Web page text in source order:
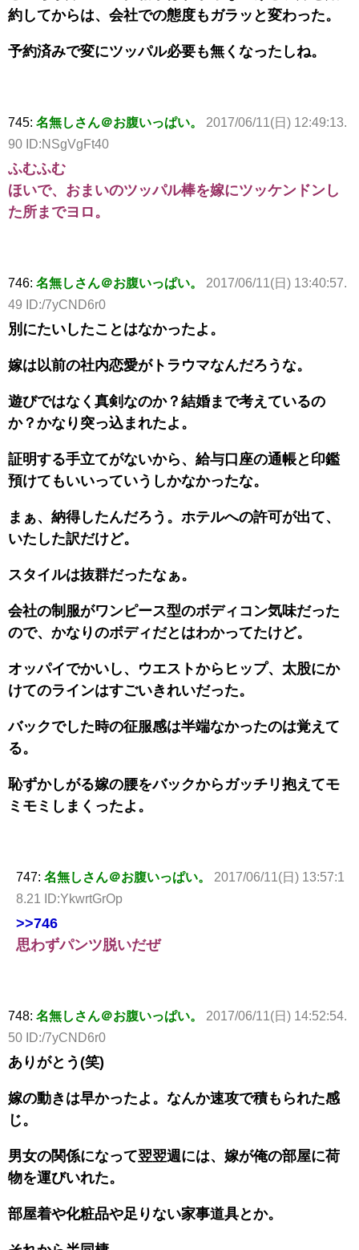
約してからは、会社での態度もガラッと変わった。
予約済みで変にツッパル必要も無くなったしね。
745: 名無しさん＠お腹いっぱい。
2017/06/11(日) 12:49:13.
90 ID:NSgVgFt40
ふむふむ
ほいで、おまいのツッパル棒を嫁にツッケンドンし
た所までヨロ。
746: 名無しさん＠お腹いっぱい。
2017/06/11(日) 13:40:57.
49 ID:/7yCND6r0
別にたいしたことはなかったよ。
嫁は以前の社内恋愛がトラウマなんだろうな。
遊びではなく真剣なのか？結婚まで考えているの
か？かなり突っ込まれたよ。
証明する手立てがないから、給与口座の通帳と印鑑
預けてもいいっていうしかなかったな。
まぁ、納得したんだろう。ホテルへの許可が出て、
いたした訳だけど。
スタイルは抜群だったなぁ。
会社の制服がワンピース型のボディコン気味だった
ので、かなりのボディだとはわかってたけど。
オッパイでかいし、ウエストからヒップ、太股にか
けてのラインはすごいきれいだった。
バックでした時の征服感は半端なかったのは覚えて
る。
恥ずかしがる嫁の腰をバックからガッチリ抱えてモ
ミモミしまくったよ。
747: 名無しさん＠お腹いっぱい。
2017/06/11(日) 13:57:1
8.21 ID:YkwrtGrOp
>>746
思わずパンツ脱いだぜ
748: 名無しさん＠お腹いっぱい。
2017/06/11(日) 14:52:54.
50 ID:/7yCND6r0
ありがとう(笑)
嫁の動きは早かったよ。なんか速攻で積もられた感
じ。
男女の関係になって翌翌週には、嫁が俺の部屋に荷
物を運びいれた。
部屋着や化粧品や足りない家事道具とか。